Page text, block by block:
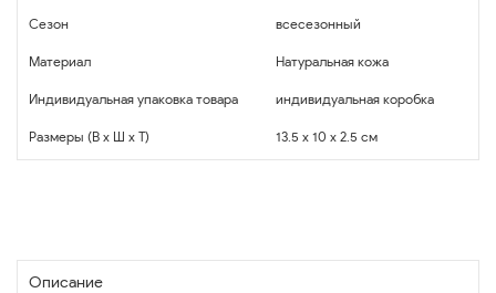
Сезон всесезонный
Материал Натуральная кожа
Индивидуальная упаковка товара индивидуальная коробка
Размеры (В x Ш x Т) 13.5 x 10 x 2.5 см
Описание